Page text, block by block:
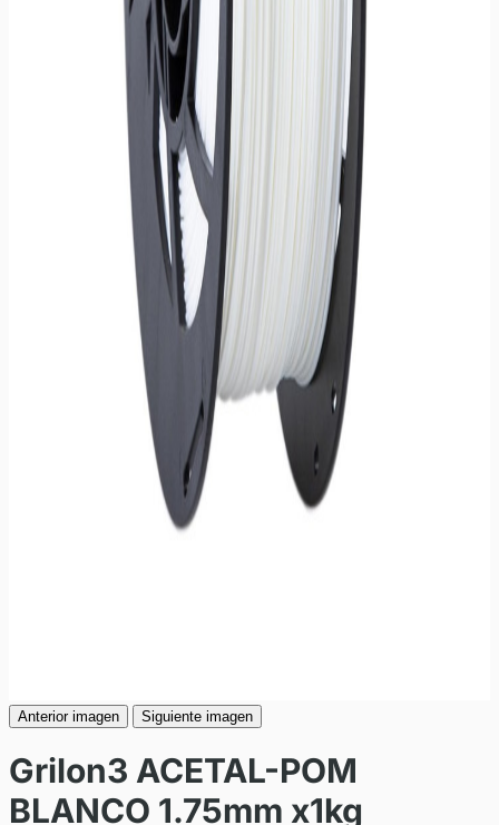
Anterior imagen Siguiente imagen
Grilon3 ACETAL-POM
BLANCO 1.75mm x1kg